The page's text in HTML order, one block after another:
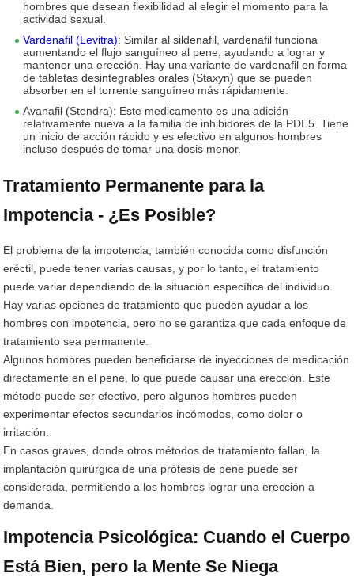
hombres que desean flexibilidad al elegir el momento para la
actividad sexual.
Vardenafil (Levitra): Similar al sildenafil, vardenafil funciona
aumentando el flujo sanguíneo al pene, ayudando a lograr y
mantener una erección. Hay una variante de vardenafil en forma
de tabletas desintegrables orales (Staxyn) que se pueden
absorber en el torrente sanguíneo más rápidamente.
Avanafil (Stendra): Este medicamento es una adición
relativamente nueva a la familia de inhibidores de la PDE5. Tiene
un inicio de acción rápido y es efectivo en algunos hombres
incluso después de tomar una dosis menor.
Tratamiento Permanente para la
Impotencia - ¿Es Posible?
El problema de la impotencia, también conocida como disfunción
eréctil, puede tener varias causas, y por lo tanto, el tratamiento
puede variar dependiendo de la situación específica del individuo.
Hay varias opciones de tratamiento que pueden ayudar a los
hombres con impotencia, pero no se garantiza que cada enfoque de
tratamiento sea permanente.
Algunos hombres pueden beneficiarse de inyecciones de medicación
directamente en el pene, lo que puede causar una erección. Este
método puede ser efectivo, pero algunos hombres pueden
experimentar efectos secundarios incómodos, como dolor o
irritación.
En casos graves, donde otros métodos de tratamiento fallan, la
implantación quirúrgica de una prótesis de pene puede ser
considerada, permitiendo a los hombres lograr una erección a
demanda.
Impotencia Psicológica: Cuando el Cuerpo
Está Bien, pero la Mente Se Niega